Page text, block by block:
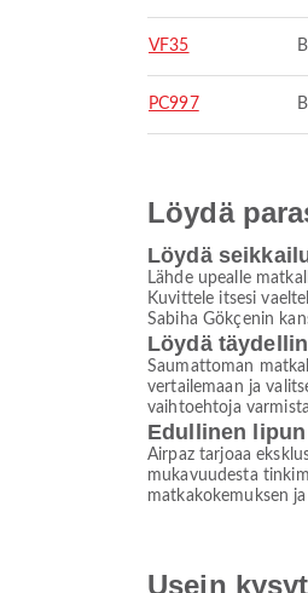
VF35
PC997
Löydä
Löydä
Lähde upealle
Kuvittele itsesi
Sabiha Gökçenin
Löydä
Saumattoman
vertailemaan ja
vaihtoehtoja
Edullinen
Airpaz tarjoaa
mukavuudesta
matkakokemuksen
Usein